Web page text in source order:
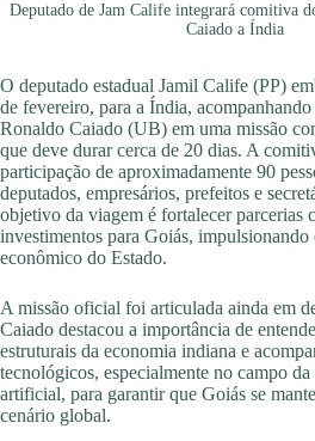
Deputado de Jam Calife integrará comitiva
Caiado a Índia
O deputado estadual Jamil Calife (PP)
de fevereiro, para a Índia,
Ronaldo Caiado (UB) em uma missão
que deve durar cerca de 20 dias. A
participação de aproximadamente 90
deputados, empresários, prefeitos e
objetivo da viagem é fortalecer parcerias
investimentos para Goiás,
econômico do Estado.
A missão oficial foi articulada ainda em
Caiado destacou a importância de
estruturais da economia indiana e
tecnológicos, especialmente no campo
artificial, para garantir que Goiás se
cenário global.